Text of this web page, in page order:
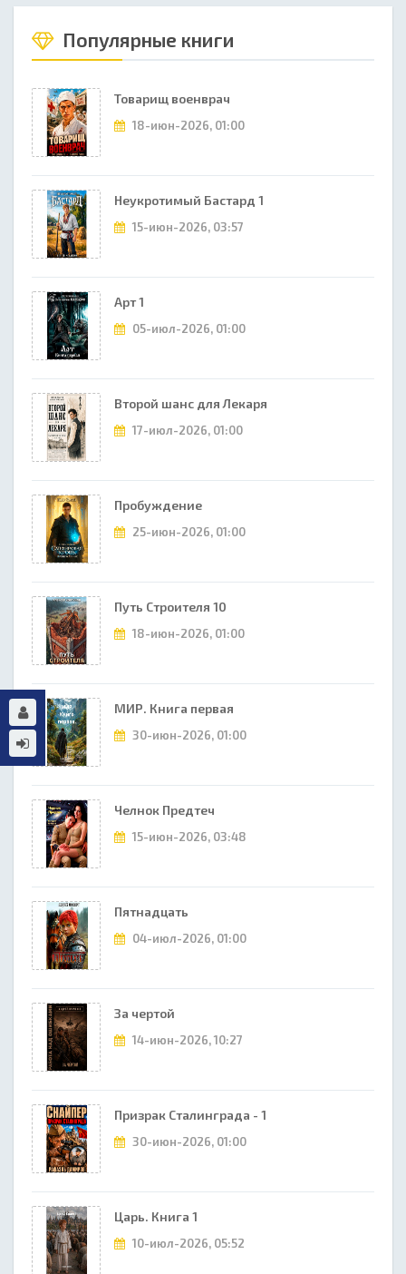
Популярные книги
Товарищ военврач
18-июн-2026, 01:00
Неукротимый Бастард 1
15-июн-2026, 03:57
Арт 1
05-июл-2026, 01:00
Второй шанс для Лекаря
17-июл-2026, 01:00
Пробуждение
25-июн-2026, 01:00
Путь Строителя 10
18-июн-2026, 01:00
МИР. Книга первая
30-июн-2026, 01:00
Челнок Предтеч
15-июн-2026, 03:48
Пятнадцать
04-июл-2026, 01:00
За чертой
14-июн-2026, 10:27
Призрак Сталинграда - 1
30-июн-2026, 01:00
Царь. Книга 1
10-июл-2026, 05:52